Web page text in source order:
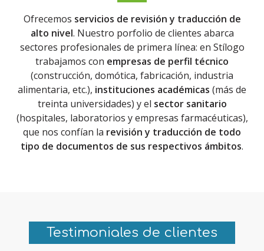
Ofrecemos servicios de revisión y traducción de
alto nivel. Nuestro porfolio de clientes abarca
sectores profesionales de primera línea: en Stílogo
trabajamos con empresas de perfil técnico
(construcción, domótica, fabricación, industria
alimentaria, etc.), instituciones académicas (más de
treinta universidades) y el sector sanitario
(hospitales, laboratorios y empresas farmacéuticas),
que nos confían la revisión y traducción de todo
tipo de documentos de sus respectivos ámbitos.
Testimoniales de clientes